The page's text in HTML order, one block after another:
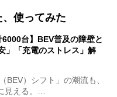
使ってみた
6000台】BEV普及の障壁と
」「充電のストレス」解
）シフト」の潮流も、
見える。…